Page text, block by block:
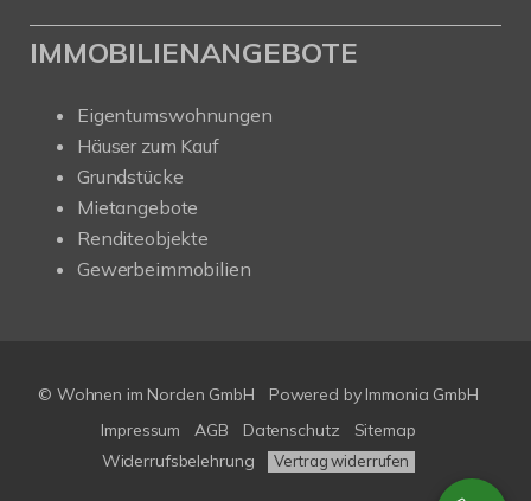
IMMOBILIENANGEBOTE
Eigentumswohnungen
Häuser zum Kauf
Grundstücke
Mietangebote
Renditeobjekte
Gewerbeimmobilien
© Wohnen im Norden GmbH Powered by Immonia GmbH
Impressum
AGB Datenschutz
Sitemap
Widerrufsbelehrung
Vertrag widerrufen